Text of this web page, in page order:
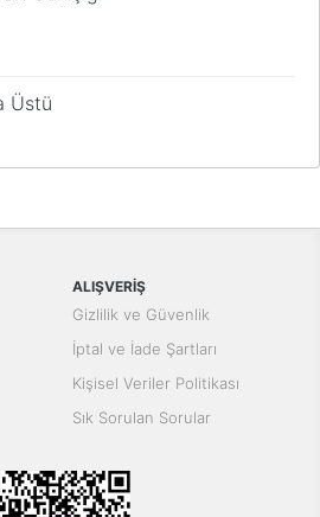
Üstü
Yorum Yaz
ürün açıklamalarında ve diğer
veya görüntülenemiyor.
daha pahalı.
olmalı.
ALIŞVERİŞ
Gizlilik ve Güvenlik
İptal ve İade Şartları
Kişisel Veriler Politikası
Sık Sorulan Sorular